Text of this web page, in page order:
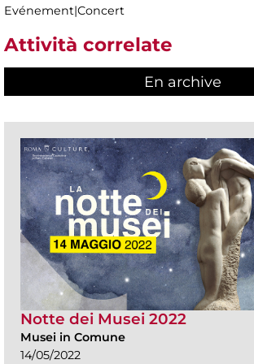
Evénement|Concert
Attività correlate
En archive
Notte dei Musei 2022
Musei in Comune
14/05/2022